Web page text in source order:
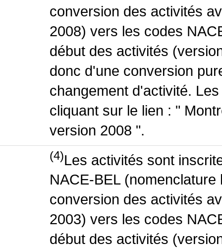
conversion des activités
2008) vers les codes
début des activités
donc d'une conversion
changement d'activité.
cliquant sur le lien : "
version 2008 ".
(4)Les activités sont
NACE-BEL
conversion des activités
2003) vers les codes
début des activités